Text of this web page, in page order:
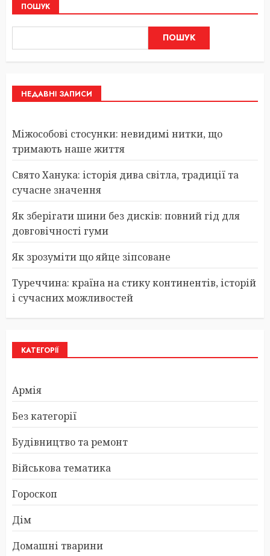
ПОШУК
ПОШУК
НЕДАВНІ ЗАПИСИ
Міжособові стосунки: невидимі нитки, що
тримають наше життя
Свято Ханука: історія дива світла, традиції та
сучасне значення
Як зберігати шини без дисків: повний гід для
довговічності гуми
Як зрозуміти що яйце зіпсоване
Туреччина: країна на стику континентів, історій
і сучасних можливостей
КАТЕГОРІЇ
Армія
Без категорії
Будівництво та ремонт
Військова тематика
Гороскоп
Дім
Домашні тварини